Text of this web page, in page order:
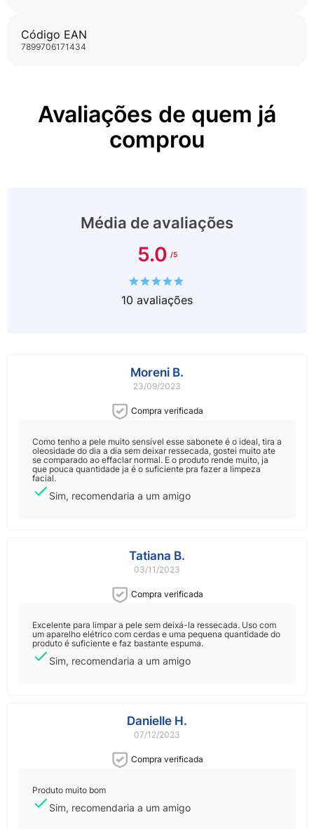
Código EAN
7899706171434
Avaliações de quem já
comprou
Média de avaliações
5.0
10 avaliações
Moreni B.
23/09/2023
Compra verificada
Como tenho a pele muito sensível esse sabonete é o ideal, tira a
oleosidade do dia a dia sem deixar ressecada, gostei muito ate
se comparado ao effaclar normal. E o produto rende muito, ja
que pouca quantidade ja é o suficiente pra fazer a limpeza
facial.
Sim, recomendaria a um amigo
Tatiana B.
03/11/2023
Compra verificada
Excelente para limpar a pele sem deixá-la ressecada. Uso com
um aparelho elétrico com cerdas e uma pequena quantidade do
produto é suficiente e faz bastante espuma.
Sim, recomendaria a um amigo
Danielle H.
07/12/2023
Compra verificada
Produto muito bom
Sim, recomendaria a um amigo